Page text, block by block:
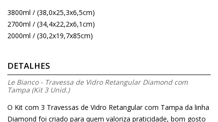
3800ml / (38,0x25,3x6,5cm)
2700ml / (34,4x22,2x6,1cm)
2000ml / (30,2x19,7x85cm)
DETALHES
Le Bianco - Travessa de Vidro Retangular Diamond com
Tampa (Kit 3 Unid.)
O Kit com 3 Travessas de Vidro Retangular com Tampa da linha
Diamond foi criado para quem valoriza praticidade, bom gosto